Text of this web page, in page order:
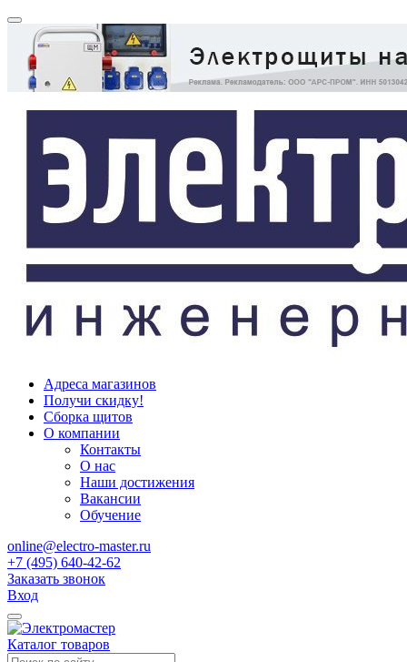
Адреса магазинов
Получи скидку!
Сборка щитов
О компании
Контакты
О нас
Наши достижения
Вакансии
Обучение
online@electro-master.ru
+7 (495) 640-42-62
Заказать звонок
Вход
Каталог товаров